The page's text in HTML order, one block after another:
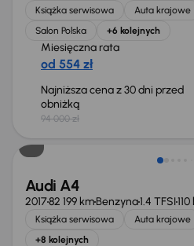
Książka serwisowa Auta krajowe
Salon Polska
+6 kolejnych
Miesięczna rata
od 554 zł
Najniższa cena z 30 dni przed
obniżką
94 000 zł
Taniej o 1 000 zł
Audi A4
201782 199 kmBenzyna1.4 TFSI
Książka serwisowa Auta krajowe
+8 kolejnych